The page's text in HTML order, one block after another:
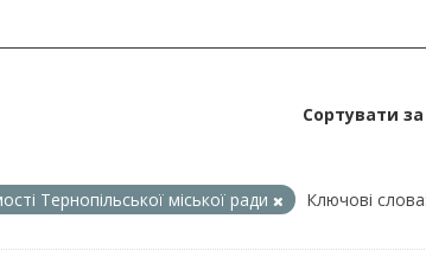
Сортувати за
Тернопільської міської ради
Ключові слова: